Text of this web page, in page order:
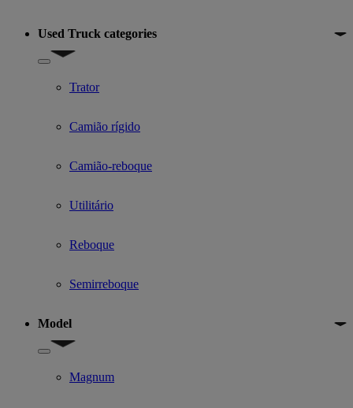
Used Truck categories
Show submenu for Used Truck categories
Trator
Camião rígido
Camião-reboque
Utilitário
Reboque
Semirreboque
Model
Show submenu for Model
Magnum